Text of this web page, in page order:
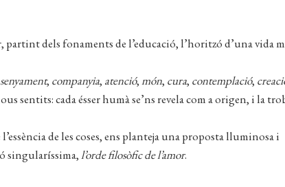
dels fonaments de l’educació, l’horitzó d’una vida
, companyia, atenció,món, cura, contemplació,
sentits: cada ésser humà se’ns revela com a origen, i la
de les coses, ens planteja una proposta lluminosa i
singularíssima,l’orde filosòfic de l’amor.